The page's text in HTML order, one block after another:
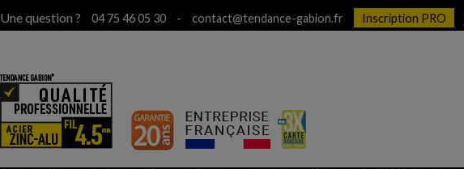
Une question ? 04 75 46 05 30 - contact@tendance-gabion.fr Inscription PRO